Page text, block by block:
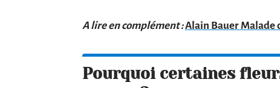
A lire en complément :Alain Bauer Malade
Pourquoi certaines